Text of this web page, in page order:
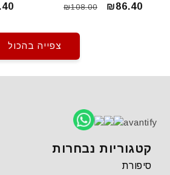
מחיר
₪108.00
מחיר
₪86.40
צפייה בהכול
avantify
קטגוריות נבחרות
סיפורת